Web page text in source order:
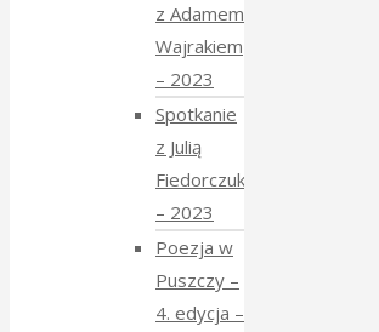
z Adamem
Wajrakiem
– 2023
Spotkanie
z Julią
Fiedorczuk
– 2023
Poezja w
Puszczy –
4. edycja –